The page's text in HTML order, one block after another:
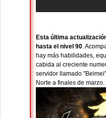
Esta última
hasta el nivel 90.
hay más habilidades,
cabida al creciente
servidor llamado
Norte a finales de marzo.